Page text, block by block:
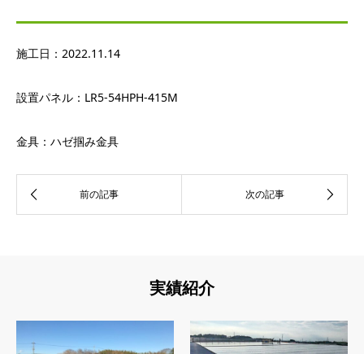
施工日： 2022.11.14
設置パネル： LR5-54HPH-415M
金具：ハゼ掴み金具
実績紹介